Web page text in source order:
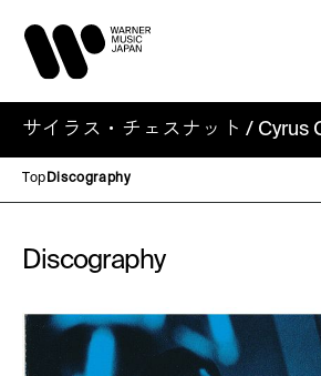
サイラス・チェスナット / Cyrus
Top Discography
Discography